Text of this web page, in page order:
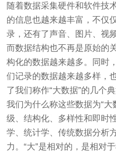
随着数据采集硬件和软件技
的信息也越来越丰富，不仅
录，还有了声音、图片、视
而数据结构也不再是原始的
构化的数据越来越多。同时
们记录的数据越来越多样，
了我们称作“大数据”的几个典
我们为什么称这些数据为“
级、结构化、多样性和即时
学、统计学、传统数据分析
力。“大”是相对的，是相对